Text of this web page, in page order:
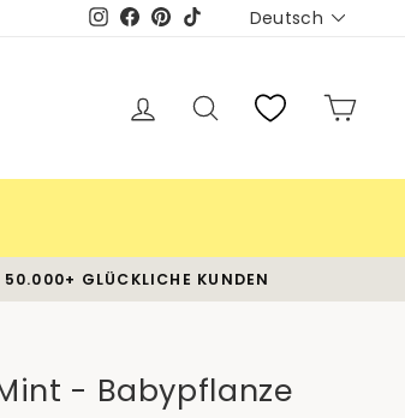
Instagram
Facebook
Pinterest
TikTok Sprache
Deutsch
EinloggenSuche
50.000+ GLÜCKLICHE KUNDEN
- Babypflanze